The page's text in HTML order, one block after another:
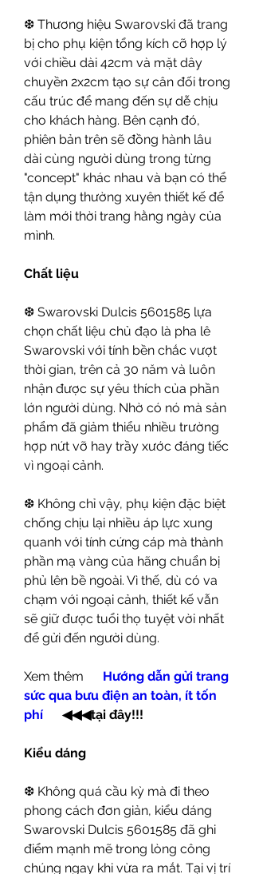
❆ Thương hiệu Swarovski đã trang
bị cho phụ kiện tổng kích cỡ hợp lý
với chiều dài 42cm và mặt dây
chuyền 2x2cm tạo sự cân đối trong
cấu trúc để mang đến sự dễ chịu
cho khách hàng. Bên cạnh đó,
phiên bản trên sẽ đồng hành lâu
dài cùng người dùng trong từng
"concept" khác nhau và bạn có thể
tận dụng thường xuyên thiết kế để
làm mới thời trang hằng ngày của
mình.
Chất liệu
❆ Swarovski Dulcis 5601585 lựa
chọn chất liệu chủ đạo là pha lê
Swarovski với tính bền chắc vượt
thời gian, trên cả 30 năm và luôn
nhận được sự yêu thích của phần
lớn người dùng. Nhờ có nó mà sản
phẩm đã giảm thiểu nhiều trường
hợp nứt vỡ hay trầy xước đáng tiếc
vì ngoại cảnh.
❆ Không chỉ vậy, phụ kiện đặc biệt
chống chịu lại nhiều áp lực xung
quanh với tính cứng cáp mà thành
phần mạ vàng của hãng chuẩn bị
phủ lên bề ngoài. Vì thế, dù có va
chạm với ngoại cảnh, thiết kế vẫn
sẽ giữ được tuổi thọ tuyệt vời nhất
để gửi đến người dùng.
Xem thêm Hướng dẫn gửi trang
sức qua bưu điện an toàn, ít tốn
phí
◀◀◀tại đây!!!
Kiểu dáng
❆ Không quá cầu kỳ mà đi theo
phong cách đơn giản, kiểu dáng
Swarovski Dulcis 5601585 đã ghi
điểm mạnh mẽ trong lòng công
chúng ngay khi vừa ra mắt. Tại vị trí